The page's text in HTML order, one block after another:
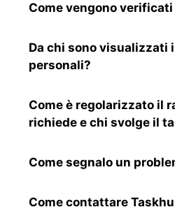
Come vengono
Da chi sono visualizzati
personali?
Come è regolarizzato il
richiede e chi svolge il
Come segnalo un
Come contattare